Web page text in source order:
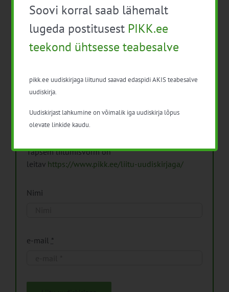
Pikk.ee uudiskirjaga liitumine.
Isikuandmeid töötleme vastavalt
Isikuandmete
Täpsem liitumisvorm on
leitav https://www.pikk.ee/liitu-uudiskirjaga/
Nimi
e-mail *
Soovi korral saab lähemalt
lugeda postitusest PIKK.ee
teekond ühtsesse teabesalve
pikk.ee uudiskirjaga liitunud saavad edaspidi AKIS teabesalve
uudiskirja.
Uudiskirjast lahkumine on võimalik iga uudiskirja lõpus
olevate linkide kaudu.